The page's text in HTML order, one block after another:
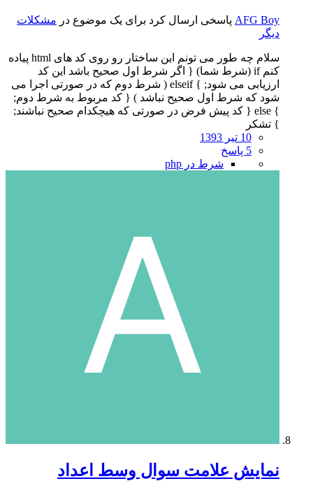
AFG Boy پاسخی ارسال کرد برای یک موضوع در مشکلات
دیگر
سلام چه طور می تونم این ساختار رو روی کد های html پیاده
کنم if (شرط شما) { اگر شرط اول صحیح باشد این کد
ارزیابی می شود; } elseif ( شرط دوم که در صورتی اجرا می
شود که شرط اول صحیح نباشد ) { کد مربوط به شرط دوم;
} else { کد پیش فرض در صورتی که هیچکدام صحیح نباشند;
} تشکر
10 تیر 1393
5 پاسخ
شرط در php
نمایش علامت سوال وسط اعداد